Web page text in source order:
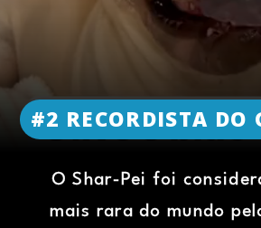
O Shar-Pei foi
mais rara do mundo
#2 RECORDISTA DO